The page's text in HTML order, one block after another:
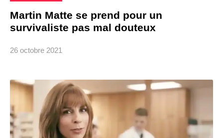
Martin Matte se prend pour un
survivaliste pas mal douteux
26 octobre 2021